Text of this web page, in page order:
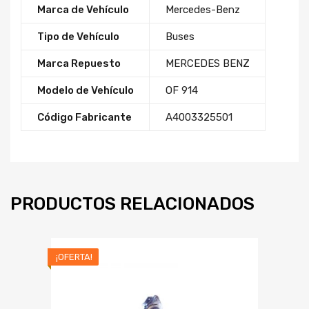
Marca de Vehículo Mercedes-Benz
Tipo de Vehículo Buses
Marca Repuesto MERCEDES BENZ
Modelo de Vehículo OF 914
Código Fabricante A4003325501
PRODUCTOS RELACIONADOS
¡OFERTA!